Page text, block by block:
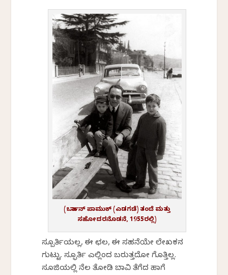
(ಒರ್ಹಾನ್ ಪಾಮುಕ್ (ಎಡಗಡೆ) ತಂದೆ ಮತ್ತು
ಸಹೋದರನೊಡನೆ, 1955ರಲ್ಲಿ)
ಸ್ಪೂರ್ತಿಯಲ್ಲ, ಈ ಛಲ, ಈ ಸಹನೆಯೇ ಲೇಖಕನ
ಗುಟ್ಟು. ಸ್ಫೂರ್ತಿ ಎಲ್ಲಿಂದ ಬರುತ್ತದೋ ಗೊತ್ತಿಲ್ಲ.
ಸೂಜಿಯಲ್ಲಿ ನೆಲ ತೋಡಿ ಬಾವಿ ತೆಗೆದ ಹಾಗೆ